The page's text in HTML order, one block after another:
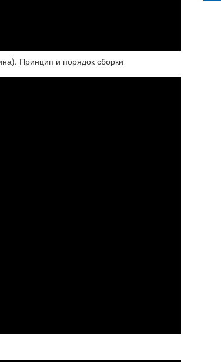
Принцип и порядок сборки